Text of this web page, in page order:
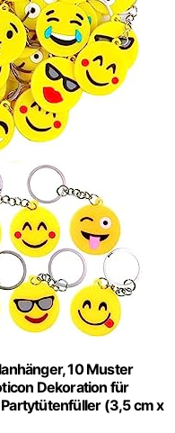
10 Muster
Dekoration für
(3,5 cm x